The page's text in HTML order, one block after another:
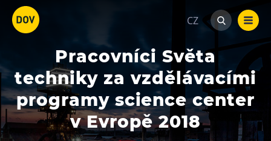
CZ
Pracovníci Světa
techniky za vzdělávacími
programy science center
v Evropě 2018
Atraktivity